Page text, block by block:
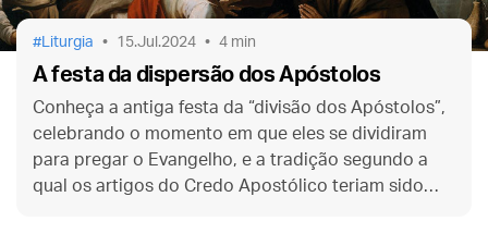
Liturgia 15.Jul.2024 4 min
A festa da dispersão dos Apóstolos
Conheça a antiga festa da “divisão dos Apóstolos”,
celebrando o momento em que eles se dividiram
para pregar o Evangelho, e a tradição segundo a
qual os artigos do Credo Apostólico teriam sido